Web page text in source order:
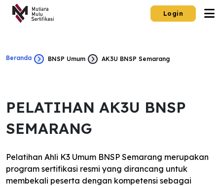
Login
Beranda BNSP Umum AK3U BNSP Semarang
PELATIHAN AK3U BNSP
SEMARANG
Pelatihan Ahli K3 Umum BNSP Semarang merupakan
program sertifikasi resmi yang dirancang untuk
membekali peserta dengan kompetensi sebagai